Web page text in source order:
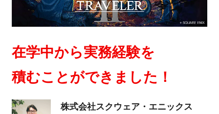
在学中から実務経験を
積むことができました！
株式会社スクウェア・エニックス